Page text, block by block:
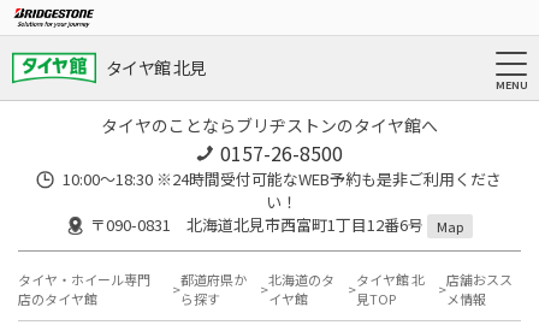
タイヤ館 北見
タイヤのことならブリヂストンのタイヤ館へ
0157-26-8500
10:00～18:30 ※24時間受付可能なWEB予約も是非ご利用くださ
い！
〒090-0831 北海道北見市西富町1丁目12番6号
Map
タイヤ・ホイール専門
店のタイヤ館
都道府県か
ら探す
北海道のタ
イヤ館
タイヤ館 北
見TOP
店舗おスス
メ情報